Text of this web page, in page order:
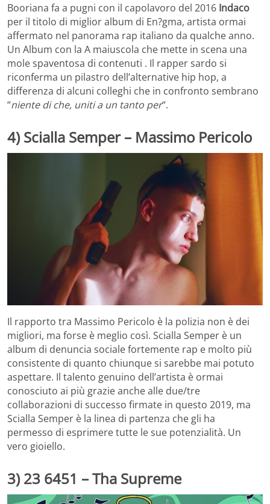
Booriana fa a pugni con il capolavoro del 2016 Indaco
per il titolo di miglior album di En?gma, artista ormai
affermato nel panorama rap italiano da qualche anno.
Un Album con la A maiuscola che mette in scena una
mole spaventosa di contenuti . Il rapper sardo si
riconferma un pilastro dell’alternative hip hop, a
differenza di alcuni colleghi che in confronto sembrano
“niente di che, uniti a un tanto per“.
4) Scialla Semper – Massimo Pericolo
Il rapporto tra Massimo Pericolo è la polizia non è dei
migliori, ma forse è meglio così. Scialla Semper è un
album di denuncia sociale fortemente rap e molto più
consistente di quanto chiunque si sarebbe mai potuto
aspettare. Il talento genuino dell’artista è ormai
conosciuto ai più grazie anche alle due/tre
collaborazioni di successo firmate in questo 2019, ma
Scialla Semper è la linea di partenza che gli ha
permesso di esprimere tutte le sue potenzialità. Un
vero gioiello.
3) 23 6451 – Tha Supreme